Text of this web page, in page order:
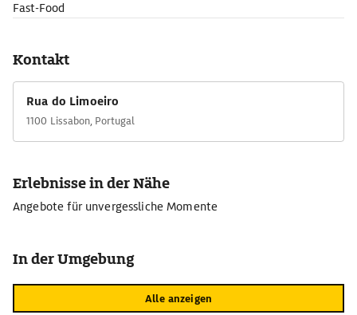
Fast-Food
Kontakt
Rua do Limoeiro
1100 Lissabon, Portugal
Erlebnisse in der Nähe
Angebote für unvergessliche Momente
In der Umgebung
Alle anzeigen